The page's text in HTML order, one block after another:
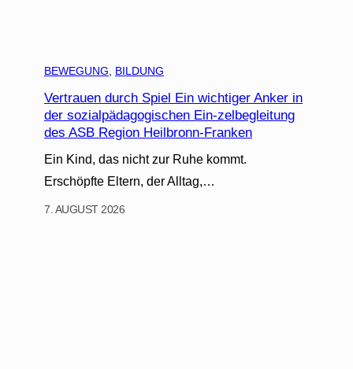
BEWEGUNG BILDUNG
Vertrauen durch Spiel Ein wichtiger Anker in
der sozialpädagogischen Ein-zelbegleitung
des ASB Region Heilbronn-Franken
Ein Kind, das nicht zur Ruhe kommt.
Erschöpfte Eltern, der Alltag,…
7. AUGUST 2026